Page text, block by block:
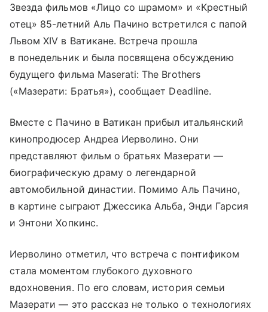
Звезда фильмов «Лицо со шрамом» и «Крестный
отец» 85-летний Аль Пачино встретился с папой
Львом XIV в Ватикане. Встреча прошла
в понедельник и была посвящена обсуждению
будущего фильма Maserati: The Brothers
(«Мазерати: Братья»), сообщает Deadline.
Вместе с Пачино в Ватикан прибыл итальянский
кинопродюсер Андреа Иерволино. Они
представляют фильм о братьях Мазерати —
биографическую драму о легендарной
автомобильной династии. Помимо Аль Пачино,
в картине сыграют Джессика Альба, Энди Гарсия
и Энтони Хопкинс.
Иерволино отметил, что встреча с понтификом
стала моментом глубокого духовного
вдохновения. По его словам, история семьи
Мазерати — это рассказ не только о технологиях